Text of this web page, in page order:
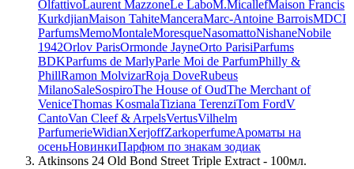
OlfattivoLaurent MazzoneLe LaboM.MicallefMaison Francis
KurkdjianMaison TahiteManceraMarc-Antoine BarroisMDCI
ParfumsMemoMontaleMoresqueNasomattoNishaneNobile
1942Orlov ParisOrmonde JayneOrto ParisiParfums
BDKParfums de MarlyParle Moi de ParfumPhilly &
PhillRamon MolvizarRoja DoveRubeus
MilanoSaleSospiroThe House of OudThe Merchant of
VeniceThomas KosmalaTiziana TerenziTom FordV
CantoVan Cleef & ArpelsVertusVilhelm
ParfumerieWidianXerjoffZarkoperfumeАроматы на
осеньНовинкиПарфюм по знакам зодиак
Atkinsons 24 Old Bond Street Triple Extract - 100мл.